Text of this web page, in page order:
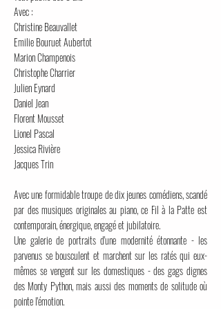
Avec :
Christine Beauvallet
Emilie Bouruet Aubertot
Marion Champenois
Christophe Charrier
Julien Eynard
Daniel Jean
Florent Mousset
Lionel Pascal
Jessica Rivière
Jacques Trin
Avec une formidable troupe de dix jeunes comédiens, scandé
par des musiques originales au piano, ce Fil à la Patte est
contemporain, énergique, engagé et jubilatoire.
Une galerie de portraits d'une modernité étonnante - les
parvenus se bousculent et marchent sur les ratés qui eux-
mêmes se vengent sur les domestiques - des gags dignes
des Monty Python, mais aussi des moments de solitude où
pointe l'émotion.